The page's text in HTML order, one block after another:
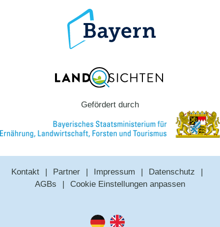
Gefördert durch
Kontakt Partner Impressum
Datenschutz
AGBs
Cookie Einstellungen anpassen